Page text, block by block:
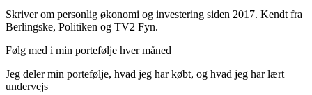
Skriver om personlig økonomi og investering siden 2017. Kendt fra
Berlingske, Politiken og TV2 Fyn.
Følg med i min portefølje hver måned
Jeg deler min portefølje, hvad jeg har købt, og hvad jeg har lært
undervejs